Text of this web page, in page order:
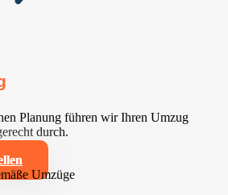
Planung führen wir Ihren Umzug
durch.